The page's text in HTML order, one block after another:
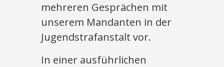
mehreren Gesprächen mit
unserem Mandanten in der
Jugendstrafanstalt vor.
In einer ausführlichen